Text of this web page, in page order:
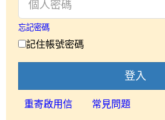
忘記密碼
記住帳號密碼
登入
重寄啟用信 常見問題